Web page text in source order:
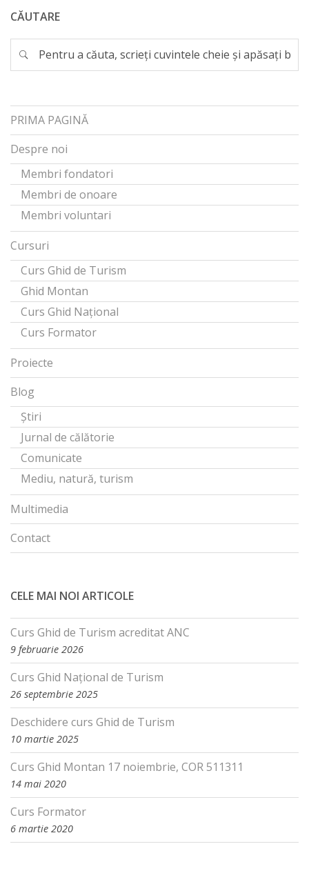
CĂUTARE
PRIMA PAGINĂ
Despre noi
Membri fondatori
Membri de onoare
Membri voluntari
Cursuri
Curs Ghid de Turism
Ghid Montan
Curs Ghid Național
Curs Formator
Proiecte
Blog
Știri
Jurnal de călătorie
Comunicate
Mediu, natură, turism
Multimedia
Contact
CELE MAI NOI ARTICOLE
Curs Ghid de Turism acreditat ANC
9 februarie 2026
Curs Ghid Național de Turism
26 septembrie 2025
Deschidere curs Ghid de Turism
10 martie 2025
Curs Ghid Montan 17 noiembrie, COR 511311
14 mai 2020
Curs Formator
6 martie 2020